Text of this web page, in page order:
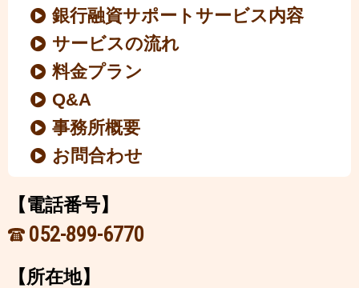
銀行融資サポートサービス内容
サービスの流れ
料金プラン
Q&A
事務所概要
お問合わせ
【電話番号】
052-899-6770
【所在地】